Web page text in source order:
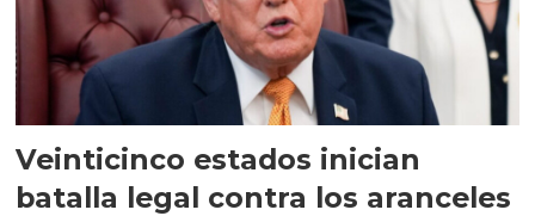
Veinticinco estados inician
batalla legal contra los aranceles